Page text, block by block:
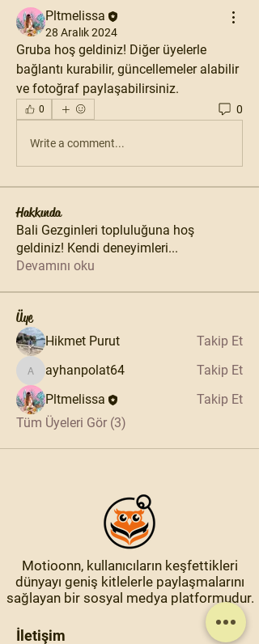
Pltmelissa
28 Aralık 2024
Gruba hoş geldiniz! Diğer üyelerle
bağlantı kurabilir, güncellemeler alabilir
ve fotoğraf paylaşabilirsiniz.
0 0
Write a comment...
Hakkında
Bali Gezginleri topluluğuna hoş
geldiniz! Kendi deneyimleri...
Devamını oku
Üye
Hikmet Purut Takip Et
ayhanpolat64
ayhanpolat64
Takip Et
Pltmelissa
Takip Et
Tüm Üyeleri Gör (3)
Motioonn, kullanıcıların keşfettikleri
dünyayı geniş kitlelerle paylaşmalarını
sağlayan bir sosyal medya platformudur.
İletişim